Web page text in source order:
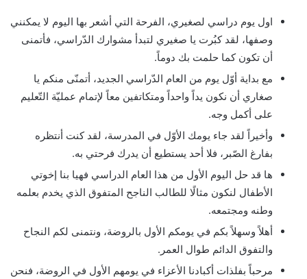
اول يوم دراسي لصغيري، الفرحة التي أشعر بها اليوم لا يمكنني
وصفها، لقد كبُرت يا صغيري لتبدأ مشوارك الدّراسي، فأتمنى
أن تكون كما حلمت بك دوماً.
مع بداية أوّل يوم من العام الدّراسي الجديد، أتمنّى منكم يا
صغاري أن نكون يداً واحداً ومتكاتفين معاً لإتمام عمليّة التّعليم
على أكمل وجه.
وأخيراً لقد جاء يومك الأوّل في المدرسة، لقد كنت أنتظره
بفارغ الصّبر، فلا أحد يستطيع أن يدرك فرحتي به.
ها قد حل اليوم الأول من هذا العام الدراسي فهيا بنا إخوتي
الأطفال لنكون مثالًا للطالب الناجح المتفوق الذي يخدم بعلمه
وطنه ومجتمعه.
أهلاً وسهلاً بكم في يومكم الأول بالروضة، ونتمنى لكم النجاح
والتفوق الدائم طوال العمر.
مرحباً بفلذات أكبادنا الأعزاء في يومهم الأول في الروضة، فنحن